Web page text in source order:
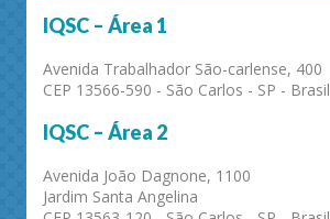
IQSC – Área 1
Avenida Trabalhador São-carlense, 400
CEP 13566-590 - São Carlos - SP - Brasil
IQSC – Área 2
Avenida João Dagnone, 1100
Jardim Santa Angelina